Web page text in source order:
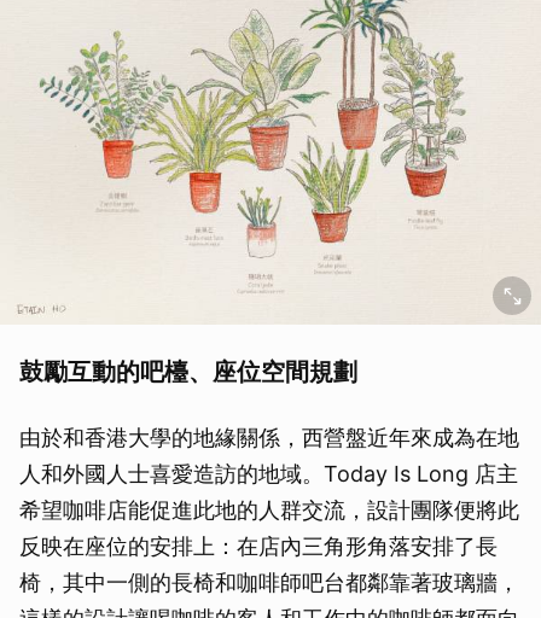
鼓勵互動的吧檯、座位空間規劃
由於和香港大學的地緣關係，西營盤近年來成為在地
人和外國人士喜愛造訪的地域。Today Is Long 店主
希望咖啡店能促進此地的人群交流，設計團隊便將此
反映在座位的安排上：在店內三角形角落安排了長
椅，其中一側的長椅和咖啡師吧台都鄰靠著玻璃牆，